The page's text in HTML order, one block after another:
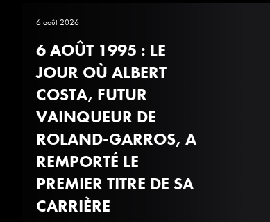
6 août 2026
6 AOÛT 1995 : LE
JOUR OÙ ALBERT
COSTA, FUTUR
VAINQUEUR DE
ROLAND-GARROS, A
REMPORTÉ LE
PREMIER TITRE DE SA
CARRIÈRE